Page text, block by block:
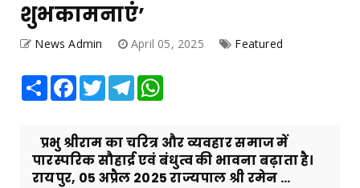
शुभकामनाएं’
News Admin April 05, 2025 Featured
Share Facebook
TwitterTelegram
प्रभु श्रीराम का चरित्र और व्यवहार समाज में
पारस्परिक सौहार्द्र एवं बंधुत्व की भावना बढ़ाता है।
रायपुर, 05 अप्रैल 2025 राज्यपाल श्री रमेन ...